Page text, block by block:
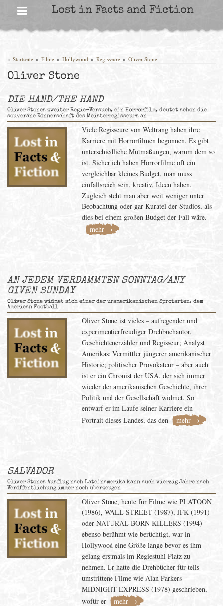
Lost in Facts and Fiction
» Startseite » Filme » Hollywood » Regisseure » Oliver Stone
Oliver Stone
DIE HAND/THE HAND
Oliver Stones zweiter Regie-Versuch, ein Horrorfilm, deutet schon die
souveräne Könnerschaft des Meisterregisseurs an
Viele Regisseure von Weltrang haben ihre
Karriere mit Horrorfilmen begonnen. Es gibt
unterschiedliche Mutmaßungen, warum dem so
ist. Sicherlich haben Horrorfilme oft ein
vergleichbar kleines Budget, man muss
einfallsreich sein, kreativ, Ideen haben.
Zugleich steht man aber weit weniger unter
Beobachtung oder gar Kuratel der Studios, als
dies bei einem großen Budget der Fall wäre.
mehr →
AN JEDEM VERDAMMTEN SONNTAG/ANY
GIVEN SUNDAY
Oliver Stone widmet sich einer der uramerikanischen Sprotarten, dem
American Football
Oliver Stone ist vieles – aufregender und
experimentierfreudiger Drehbuchautor,
Geschichtenerzähler und Regisseur; Analyst
Amerikas; Vermittler jüngerer amerikanischer
Historie; politischer Provokateur – aber auch
ist er ein Chronist der USA, der sich immer
wieder der amerikanischen Geschichte, ihrer
Politik und der Gesellschaft widmet. So
entwarf er im Laufe seiner Karriere ein
Portrait dieses Landes, das den
mehr →
SALVADOR
Oliver Stones Ausflug nach Lateinamerika kann auch vierzig Jahre nach
Veröffentlichung immer noch überzeugen
Oliver Stone, heute für Filme wie PLATOON
(1986), WALL STREET (1987), JFK (1991)
oder NATURAL BORN KILLERS (1994)
ebenso berühmt wie berüchtigt, war in
Hollywood eine Größe lange bevor es ihm
gelang erstmals im Regiestuhl Platz zu
nehmen. Er hatte die Drehbücher für teils
umstrittene Filme wie Alan Parkers
MIDNIGHT EXPRESS (1978) geschrieben,
wofür er
mehr →